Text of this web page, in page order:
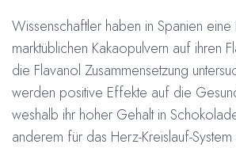
Wissenschaftler haben in Spanien eine
marktüblichen Kakaopulvern auf ihren
die Flavanol Zusammensetzung
werden positive Effekte auf die
weshalb ihr hoher Gehalt in
anderem für das Herz-Kreislauf-